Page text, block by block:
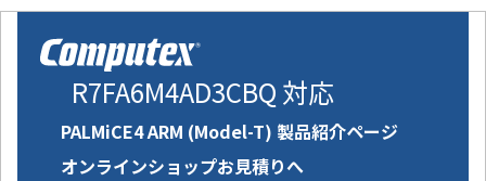
R7FA6M4AD3CBQ 対応
PALMiCE4 ARM (Model-T) 製品紹介ページ
オンラインショップお見積りへ